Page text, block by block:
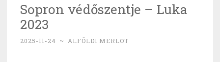
kapott
Sopron védőszentje – Luka
2023
2025-11-24 ~ ALFÖLDI MERLOT